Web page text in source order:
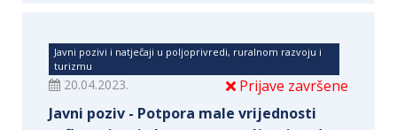
Javni pozivi i natječaji u poljoprivredi, ruralnom razvoju i
turizmu
Prijave završene
20.04.2023.
Javni poziv - Potpora male vrijednosti